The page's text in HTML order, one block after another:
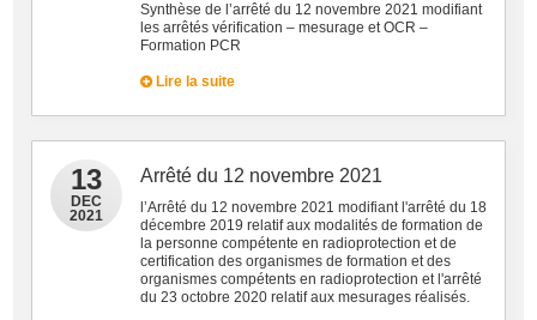
Synthèse de l’arrêté du 12 novembre 2021 modifiant
les arrêtés vérification – mesurage et OCR –
Formation PCR
Lire la suite
13
DEC
2021
Arrêté du 12 novembre 2021
l’Arrêté du 12 novembre 2021 modifiant l'arrêté du 18
décembre 2019 relatif aux modalités de formation de
la personne compétente en radioprotection et de
certification des organismes de formation et des
organismes compétents en radioprotection et l'arrêté
du 23 octobre 2020 relatif aux mesurages réalisés.